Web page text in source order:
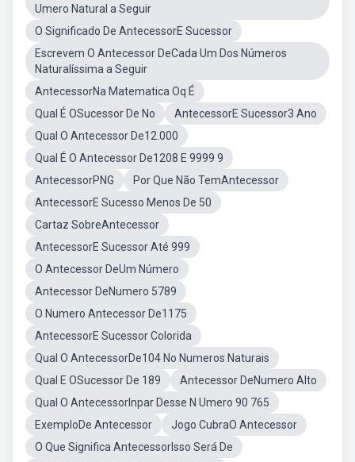
Umero Natural a Seguir
O Significado De AntecessorE Sucessor
Escrevem O Antecessor DeCada Um Dos Números
Naturalíssima a Seguir
AntecessorNa Matematica Oq É
Qual É OSucessor De No
AntecessorE Sucessor3 Ano
Qual O Antecessor De12.000
Qual É O Antecessor De1208 E 9999 9
AntecessorPNG
Por Que Não TemAntecessor
AntecessorE Sucesso Menos De 50
Cartaz SobreAntecessor
AntecessorE Sucessor Até 999
O Antecessor DeUm Número
Antecessor DeNumero 5789
O Numero Antecessor De1175
AntecessorE Sucessor Colorida
Qual O AntecessorDe104 No Numeros Naturais
Qual E OSucessor De 189
Antecessor DeNumero Alto
Qual O AntecessorInpar Desse N Umero 90 765
ExemploDe Antecessor
Jogo CubraO Antecessor
O Que Significa AntecessorIsso Será De